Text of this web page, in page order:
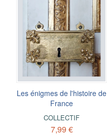
Les énigmes de l'histoire de
France
COLLECTIF
7,99 €